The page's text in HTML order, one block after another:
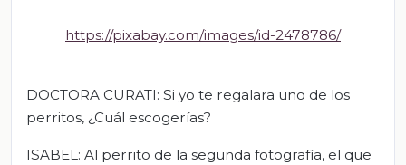
https://pixabay.com/images/id-2478786/
DOCTORA CURATI: Si yo te regalara uno de los
perritos, ¿Cuál escogerías?
ISABEL: Al perrito de la segunda fotografía, el que